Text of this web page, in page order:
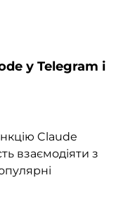
у Telegram і
Claude
взаємодіяти з